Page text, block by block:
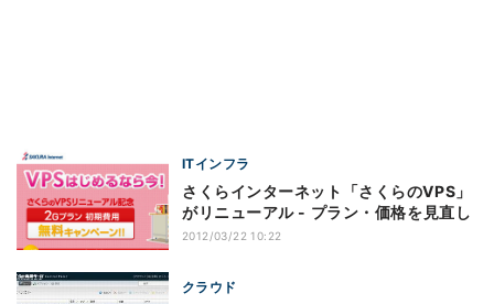
ITインフラ
さくらインターネット「さくらのVPS」
がリニューアル - プラン・価格を見直し
2012/03/22 10:22
クラウド